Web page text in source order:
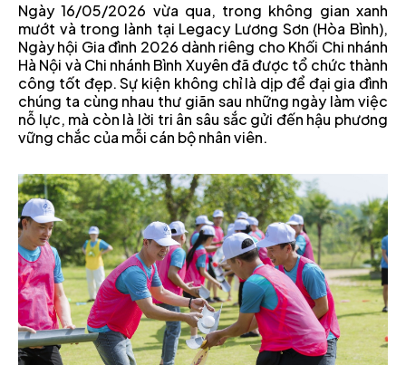
Ngày 16/05/2026 vừa qua, trong không gian xanh
mướt và trong lành tại Legacy Lương Sơn (Hòa Bình),
Ngày hội Gia đình 2026 dành riêng cho Khối Chi nhánh
Hà Nội và Chi nhánh Bình Xuyên đã được tổ chức thành
công tốt đẹp. Sự kiện không chỉ là dịp để đại gia đình
chúng ta cùng nhau thư giãn sau những ngày làm việc
nỗ lực, mà còn là lời tri ân sâu sắc gửi đến hậu phương
vững chắc của mỗi cán bộ nhân viên.